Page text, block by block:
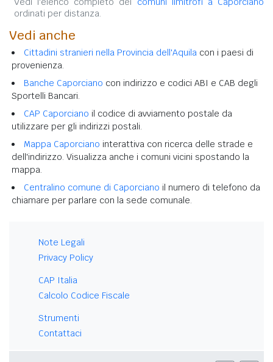
ordinati per distanza.
Vedi anche
Cittadini stranieri nella Provincia dell'Aquila con i paesi di
provenienza.
Banche Caporciano con indirizzo e codici ABI e CAB degli
Sportelli Bancari.
CAP Caporciano il codice di avviamento postale da
utilizzare per gli indirizzi postali.
Mappa Caporciano interattiva con ricerca delle strade e
dell'indirizzo. Visualizza anche i comuni vicini spostando la
mappa.
Centralino comune di Caporciano il numero di telefono da
chiamare per parlare con la sede comunale.
Note Legali
Privacy Policy
CAP Italia
Calcolo Codice Fiscale
Strumenti
Contattaci